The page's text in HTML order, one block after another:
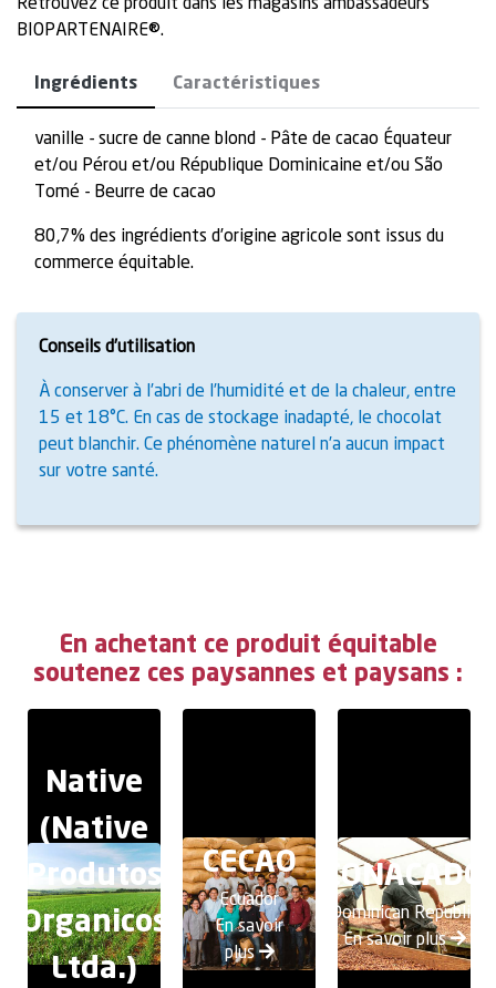
Retrouvez ce produit dans les magasins ambassadeurs
BIOPARTENAIRE®.
Ingrédients Caractéristiques
vanille - sucre de canne blond - Pâte de cacao Équateur
et/ou Pérou et/ou République Dominicaine et/ou São
Tomé - Beurre de cacao
80,7% des ingrédients d’origine agricole sont issus du
commerce équitable.
Conseils d’utilisation
À conserver à l’abri de l’humidité et de la chaleur, entre
15 et 18°C. En cas de stockage inadapté, le chocolat
peut blanchir. Ce phénomène naturel n’a aucun impact
sur votre santé.
En achetant ce produit équitable
soutenez ces paysannes et paysans :
Native
(Native
Produtos
Organicos
Ltda.)
CECAO
Ecuador
En savoir
plus
CONACADO
Dominican Republic
En savoir plus